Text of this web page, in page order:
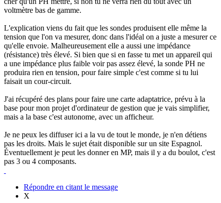
voltmètre bas de gamme.
L'explication viens du fait que les sondes produisent elle même la
tension que l'on va mesurer, donc dans l'idéal on a juste a mesurer ce
qu'elle envoie. Malheureusement elle a aussi une impédance
(résistance) très élevé. Si bien que si en fasse tu met un appareil qui
a une impédance plus faible voir pas assez élevé, la sonde PH ne
produira rien en tension, pour faire simple c'est comme si tu lui
faisait un cour-circuit.
J'ai récupéré des plans pour faire une carte adaptatrice, prévu à la
base pour mon projet d'ordinateur de gestion que je vais simplifier,
mais a la base c'est autonome, avec un afficheur.
Je ne peux les diffuser ici a la vu de tout le monde, je n'en détiens
pas les droits. Mais le sujet était disponible sur un site Espagnol.
Éventuellement je peut les donner en MP, mais il y a du boulot, c'est
pas 3 ou 4 composants.
Répondre en citant le message
X